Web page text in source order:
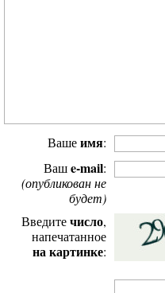
и,
Тут
Вашеимя:
Вашe-mail:
(опубликован не
будет)
Введитечисло,
напечатанное
на картинке: